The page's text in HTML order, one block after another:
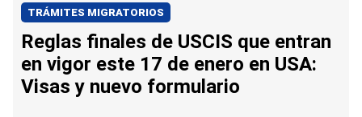
TRÁMITES MIGRATORIOS
Reglas finales de USCIS que entran
en vigor este 17 de enero en USA:
Visas y nuevo formulario